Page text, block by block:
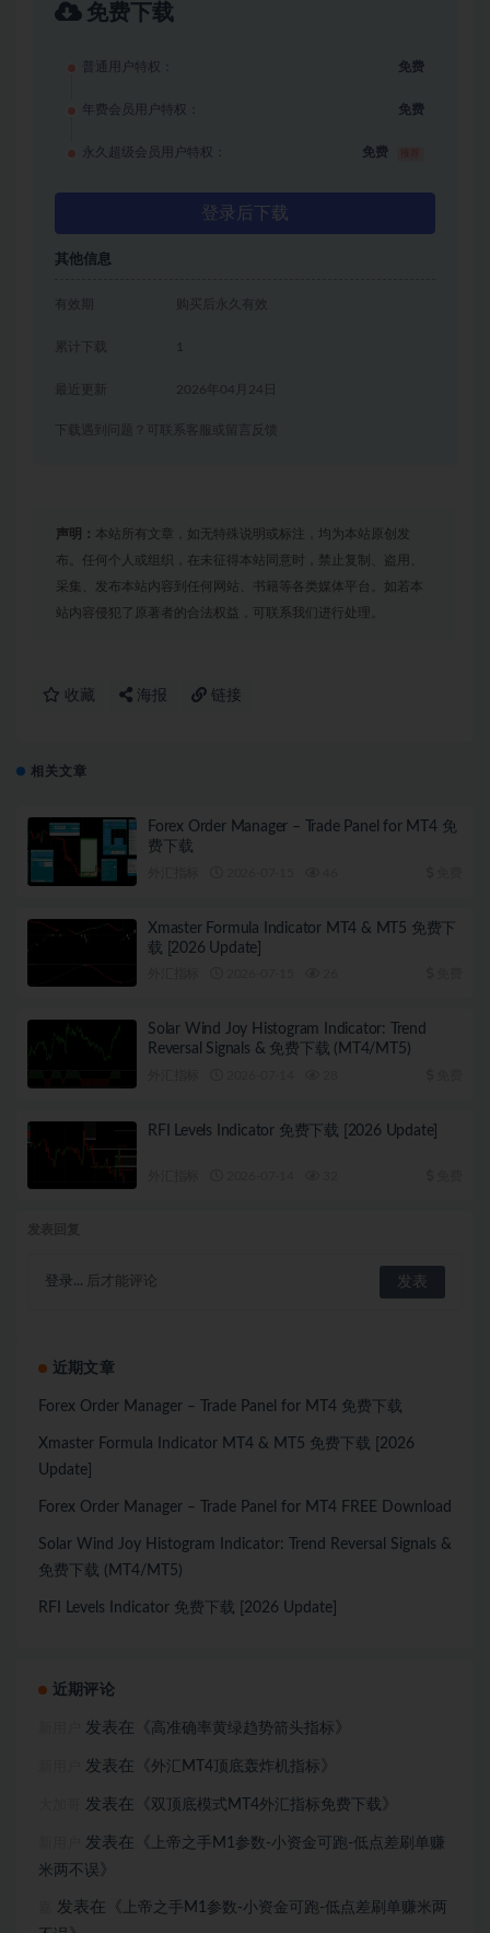
免费下载
普通用户特权： 免费
年费会员用户特权： 免费
永久超级会员用户特权： 免费
登录后下载
其他信息
有效期 购买后永久有效
累计下载 1
2026年04月24日
下载遇到问题？可联系客服或留言反馈
声明： 本站所有文章，如无特殊说明或标注，均为本站原创发
布。任何个人或组织，在未征得本站同意时，禁止复制、盗用、
采集、发布本站内容到任何网站、书籍等各类媒体平台。如若本
站内容侵犯了原著者的合法权益，可联系我们进行处理。
收藏 海报 链接
相关文章
Forex Order Manager – Trade Panel for MT4 免
费下载
Xmaster Formula Indicator MT4 & MT5 免费下
载 [2026 Update]
Solar Wind Joy Histogram Indicator: Trend
Reversal Signals & 免费下载 (MT4/MT5)
RFI Levels Indicator 免费下载 [2026 Update]
登录... 后才能评论
近期文章
Forex Order Manager – Trade Panel for MT4 免费下载
Xmaster Formula Indicator MT4 & MT5 免费下载 [2026
Update]
Forex Order Manager – Trade Panel for MT4 FREE Download
Solar Wind Joy Histogram Indicator: Trend Reversal Signals &
免费下载 (MT4/MT5)
RFI Levels Indicator 免费下载 [2026 Update]
近期评论
发表在《 高准确率黄绿趋势箭头指标 》
发表在《 外汇MT4顶底轰炸机指标 》
发表在《 双顶底模式MT4外汇指标免费下载 》
发表在《
上帝之手M1参数-小资金可跑-低点差刷单赚
米两不误 》
发表在《
上帝之手M1参数-小资金可跑-低点差刷单赚米两